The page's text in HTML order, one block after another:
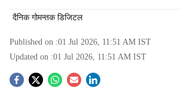
दैनिक गोमन्तक डिजिटल
Published on :01 Jul 2026, 11:51 AM IST
Updated on :01 Jul 2026, 11:51 AM IST
S